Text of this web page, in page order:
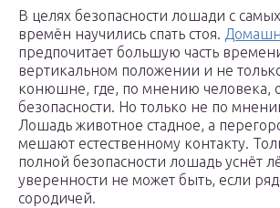
В целях безопасности лошади с
времён научились спать стоя.
предпочитает большую часть
вертикальном положении и не
конюшне, где, по мнению человека,
безопасности. Но только не по
Лошадь животное стадное, а
мешают естественному контакту.
полной безопасности лошадь уснёт
уверенности не может быть, если
сородичей.